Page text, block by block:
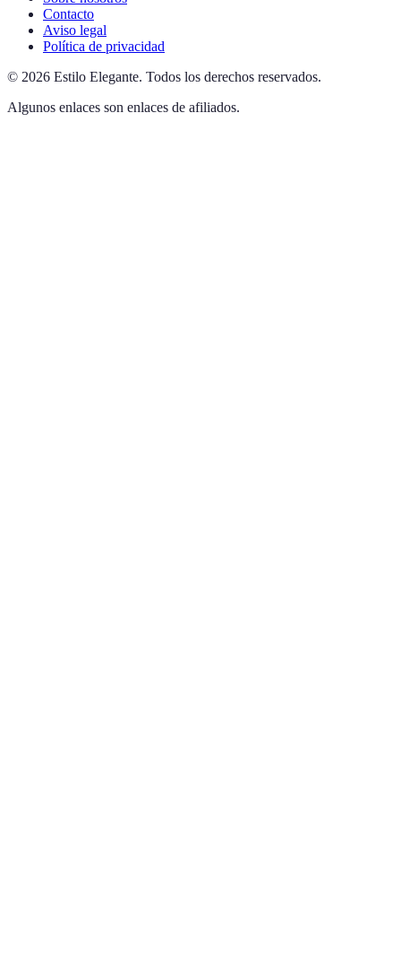
Contacto
Aviso legal
Política de privacidad
© 2026 Estilo Elegante. Todos los derechos reservados.
Algunos enlaces son enlaces de afiliados.